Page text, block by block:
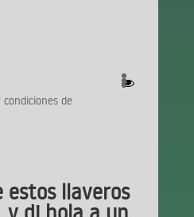
de
estos llaveros